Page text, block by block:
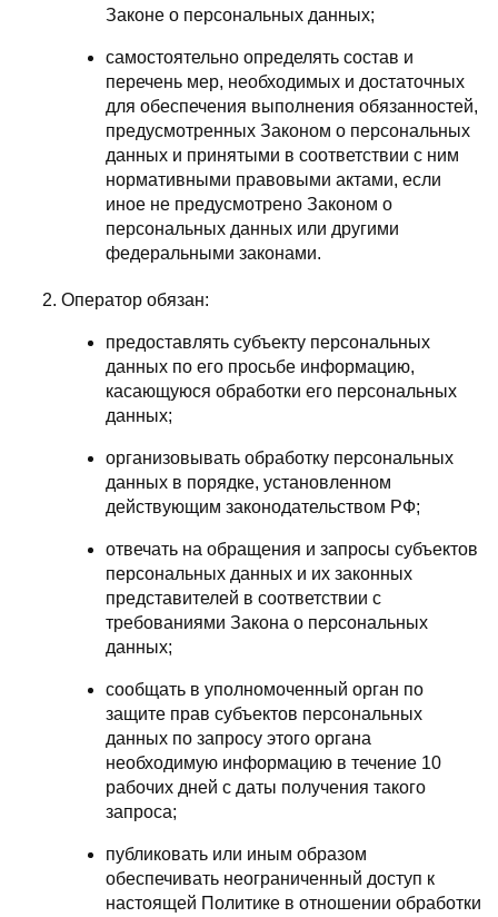
Законе о персональных данных;
самостоятельно определять состав и
перечень мер, необходимых и достаточных
для обеспечения выполнения обязанностей,
предусмотренных Законом о персональных
данных и принятыми в соответствии с ним
нормативными правовыми актами, если
иное не предусмотрено Законом о
персональных данных или другими
федеральными законами.
Оператор обязан:
предоставлять субъекту персональных
данных по его просьбе информацию,
касающуюся обработки его персональных
данных;
организовывать обработку персональных
данных в порядке, установленном
действующим законодательством РФ;
отвечать на обращения и запросы субъектов
персональных данных и их законных
представителей в соответствии с
требованиями Закона о персональных
данных;
сообщать в уполномоченный орган по
защите прав субъектов персональных
данных по запросу этого органа
необходимую информацию в течение 10
рабочих дней с даты получения такого
запроса;
публиковать или иным образом
обеспечивать неограниченный доступ к
настоящей Политике в отношении обработки